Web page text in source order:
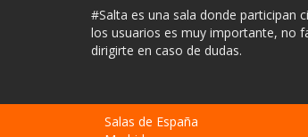
#Salta es una sala donde participan
los usuarios es muy importante, no
dirigirte en caso de dudas.
Salas de España